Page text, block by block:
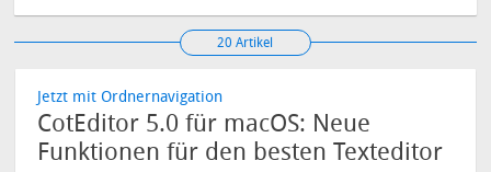
20 Artikel
Jetzt mit Ordnernavigation
CotEditor 5.0 für macOS: Neue
Funktionen für den besten Texteditor